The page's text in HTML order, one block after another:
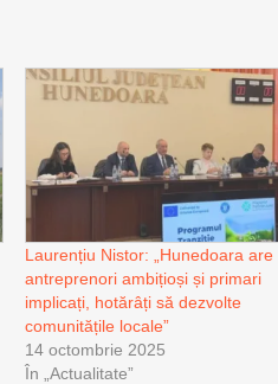
Laurențiu Nistor: „Hunedoara are
antreprenori ambițioși și primari
implicați, hotărâți să dezvolte
comunitățile locale”
14 octombrie 2025
În „Actualitate”